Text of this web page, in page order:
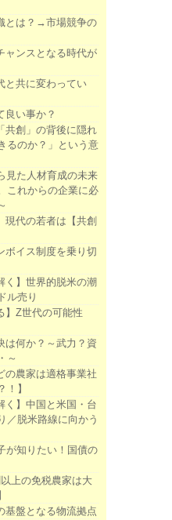
とは？→市場競争の
ャンスとなる時代が
と共に変わってい
良い事か？
共創」の背後に隠れ
るのか？」という意
見た人材育成の未来
これからの企業に必
代の若者は【共創
ボイス制度を乗り切
く】世界的脱米の潮
ル売り
】Z世代の可能性
は何か？～武力？資
～
の農家は適格事業社
！】
く】中国と米国・台
／脱米路線に向かう
が知りたい！国債の
以上の免税農家は大
基盤となる物流拠点